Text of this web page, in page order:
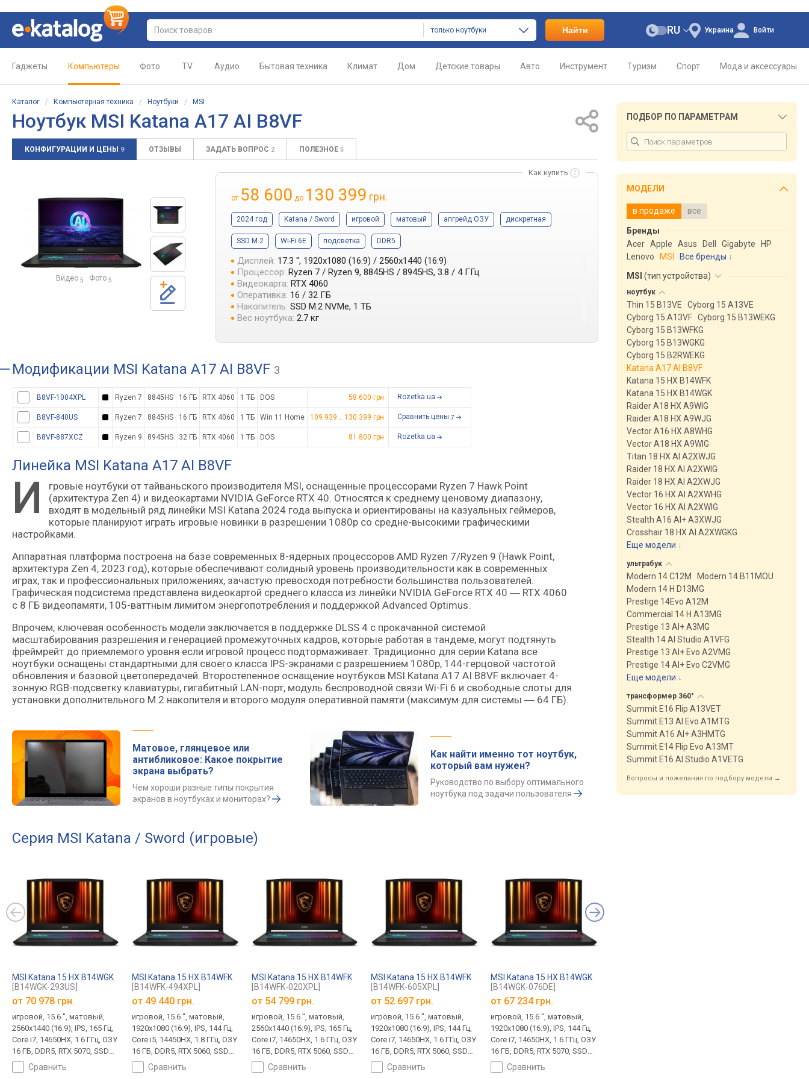
только ноутбуки Найти Украина
RU Войти
Гаджеты Компьютеры Фото TV Аудио Бытовая техника Климат Дом Детские товары Авто Инструмент Туризм Спорт Мода и аксессуары
Каталог / Компьютерная техника / Ноутбуки / MSI
Ноутбук MSI Katana A17 AI B8VF
КОНФИГУРАЦИИ И ЦЕНЫ 9 ОТЗЫВЫ ЗАДАТЬ ВОПРОС 2 ПОЛЕЗНОЕ 5
Видео 5 Фото 5
Как купить
от 58 600 до 130 399 грн.
2024 год Katana / Sword игровой матовый апгрейд ОЗУ дискретная
SSD M.2 Wi-Fi 6E подсветка DDR5
Дисплей: 17.3 ", 1920x1080 (16:9) / 2560x1440 (16:9)
Процессор: Ryzen 7 / Ryzen 9, 8845HS / 8945HS, 3.8 / 4 ГГц
Видеокарта: RTX 4060
Оперативка: 16 / 32 ГБ
Накопитель: SSD M.2 NVMe, 1 ТБ
Вес ноутбука: 2.7 кг
Модификации MSI Katana A17 AI B8VF 3
B8VF-1004XPL Ryzen 7 8845HS 16 ГБ RTX 4060 1 ТБ DOS 58 600 грн. Rozetka.ua
B8VF-840US Ryzen 7 8845HS 16 ГБ RTX 4060 1 ТБ Win 11 Home 109 939 .. 130 399 грн. Сравнить цены 7
B8VF-887XCZ Ryzen 9 8945HS 32 ГБ RTX 4060 1 ТБ DOS 81 800 грн. Rozetka.ua
Линейка MSI Katana A17 AI B8VF
И
гровые ноутбуки от тайваньского производителя MSI, оснащенные процессорами Ryzen 7 Hawk Point
(архитектура Zen 4) и видеокартами NVIDIA GeForce RTX 40. Относятся к среднему ценовому диапазону,
входят в модельный ряд линейки MSI Katana 2024 года выпуска и ориентированы на казуальных геймеров,
которые планируют играть игровые новинки в разрешении 1080p со средне-высокими графическими
настройками.
Аппаратная платформа построена на базе современных 8-ядерных процессоров AMD Ryzen 7/Ryzen 9 (Hawk Point,
архитектура Zen 4, 2023 год), которые обеспечивают солидный уровень производительности как в современных
играх, так и профессиональных приложениях, зачастую превосходя потребности большинства пользователей.
Графическая подсистема представлена видеокартой среднего класса из линейки NVIDIA GeForce RTX 40 ― RTX 4060
с 8 ГБ видеопамяти, 105-ваттным лимитом энергопотребления и поддержкой Advanced Optimus.
Впрочем, ключевая особенность модели заключается в поддержке DLSS 4 с прокачанной системой
масштабирования разрешения и генерацией промежуточных кадров, которые работая в тандеме, могут подтянуть
фреймрейт до приемлемого уровня если игровой процесс подтормаживает. Традиционно для серии Katana все
ноутбуки оснащены стандартными для своего класса IPS-экранами с разрешением 1080p, 144-герцовой частотой
обновления и базовой цветопередачей. Второстепенное оснащение ноутбуков MSI Katana A17 AI B8VF включает 4-
зонную RGB-подсветку клавиатуры, гигабитный LAN-порт, модуль беспроводной связи Wi-Fi 6 и свободные слоты для
установки дополнительного M.2 накопителя и второго модуля оперативной памяти (максимум для системы ― 64 ГБ).
Матовое, глянцевое или
антибликовое: Какое покрытие
экрана выбрать?
Чем хороши разные типы покрытия
экранов в ноутбуках и мониторах?
Как найти именно тот ноутбук,
который вам нужен?
Руководство по выбору оптимального
ноутбука под задачи пользователя
Серия MSI Katana / Sword (игровые)
MSI Katana 15 HX B14WGK
[B14WGK-293US]
от 70 978 грн.
игровой, 15.6 ", матовый,
2560x1440 (16:9), IPS, 165 Гц,
Core i7, 14650HX, 1.6 ГГц, ОЗУ
16 ГБ, DDR5, RTX 5070, SSD
M.2 NVMe, 1 ТБ, Win 11 Home,
USB-A 10Gbps, USB-C
сравнить
MSI Katana 15 HX B14WFK
[B14WFK-494XPL]
от 49 440 грн.
игровой, 15.6 ", матовый,
1920x1080 (16:9), IPS, 144 Гц,
Core i5, 14450HX, 1.8 ГГц, ОЗУ
16 ГБ, DDR5, RTX 5060, SSD
M.2 NVMe, 512 ГБ, без ОС,
USB-A 10Gbps, USB-C
сравнить
MSI Katana 15 HX B14WFK
[B14WFK-020XPL]
от 54 799 грн.
игровой, 15.6 ", матовый,
2560x1440 (16:9), IPS, 165 Гц,
Core i7, 14650HX, 1.6 ГГц, ОЗУ
16 ГБ, DDR5, RTX 5060, SSD
M.2 NVMe, 512 ГБ, без ОС,
USB-A 10Gbps, USB-C
сравнить
MSI Katana 15 HX B14WFK
[B14WFK-605XPL]
от 52 697 грн.
игровой, 15.6 ", матовый,
1920x1080 (16:9), IPS, 144 Гц,
Core i7, 14650HX, 1.6 ГГц, ОЗУ
16 ГБ, DDR5, RTX 5060, SSD
M.2 NVMe, 512 ГБ, без ОС,
USB-A 10Gbps, USB-C
сравнить
MSI Katana 15 HX B14WGK
[B14WGK-076DE]
от 67 234 грн.
игровой, 15.6 ", матовый,
1920x1080 (16:9), IPS, 144 Гц,
Core i7, 14650HX, 1.6 ГГц, ОЗУ
16 ГБ, DDR5, RTX 5070, SSD
M.2 NVMe, 8 ТБ, DOS, USB-A
10Gbps, USB-C 10Gbps, Wi-Fi
сравнить
ПОДБОР ПО ПАРАМЕТРАМ
МОДЕЛИ
в продаже все
Бренды
Acer Apple Asus Dell Gigabyte
HP
Lenovo
MSI
Все бренды
MSI (тип устройства)
ноутбук
Thin 15 B13VE
Cyborg 15 A13VE
Cyborg 15 A13VF Cyborg 15 B13WEKG
Cyborg 15 B13WFKG
Cyborg 15 B13WGKG
Cyborg 15 B2RWEKG
Katana A17 AI B8VF
Katana 15 HX B14WFK
Katana 15 HX B14WGK
Raider A18 HX A9WIG
Raider A18 HX A9WJG
Vector A16 HX A8WHG
Vector A18 HX A9WIG
Titan 18 HX AI A2XWJG
Raider 18 HX AI A2XWIG
Raider 18 HX AI A2XWJG
Vector 16 HX AI A2XWHG
Vector 16 HX AI A2XWIG
Stealth A16 AI+ A3XWJG
Crosshair 18 HX AI A2XWGKG
Еще модели ↓
ультрабук
Modern 14 C12M
Modern 14 B11MOU
Modern 14 H D13MG
Prestige 14Evo A12M
Commercial 14 H A13MG
Prestige 13 AI+ A3MG
Stealth 14 AI Studio A1VFG
Prestige 13 AI+ Evo A2VMG
Prestige 14 AI+ Evo C2VMG
Еще модели ↓
трансформер 360°
Summit E16 Flip A13VET
Summit E13 AI Evo A1MTG
Summit A16 AI+ A3HMTG
Summit E14 Flip Evo A13MT
Summit E16 AI Studio A1VETG
Вопросы и пожелания по подбору модели →